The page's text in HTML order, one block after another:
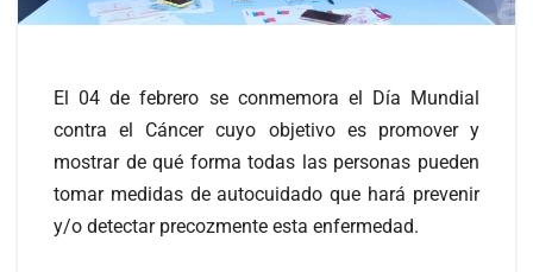
El 04 de febrero se conmemora el Día Mundial
contra el Cáncer cuyo objetivo es promover y
mostrar de qué forma todas las personas pueden
tomar medidas de autocuidado que hará prevenir
y/o detectar precozmente esta enfermedad.